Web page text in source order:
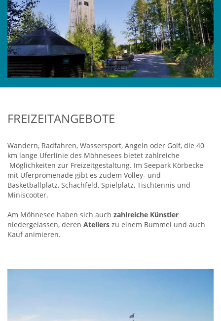
FREIZEITANGEBOTE
Wandern, Radfahren, Wassersport, Angeln oder Golf, die 40
km lange Uferlinie des Möhnesees bietet zahlreiche
Möglichkeiten zur Freizeitgestaltung. Im Seepark Körbecke
mit Uferpromenade gibt es zudem Volley- und
Basketballplatz, Schachfeld, Spielplatz, Tischtennis und
Miniscooter.
Am Möhnesee haben sich auch zahlreiche Künstler
niedergelassen, deren Ateliers zu einem Bummel und auch
Kauf animieren.